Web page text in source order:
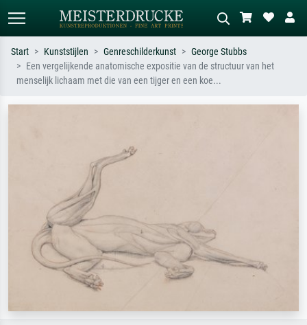
Standaard zoeken
Start Kunststijlen Genreschilderkunst
George Stubbs
Een vergelijkende anatomische expositie van de structuur van het
menselijk lichaam met die van een tijger en een koe...